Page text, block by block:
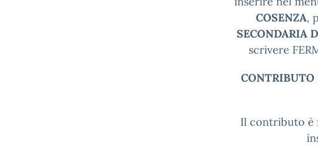
COSENZA,
SECONDARIA
scrivere
CONTRIBUTO
Il contributo è